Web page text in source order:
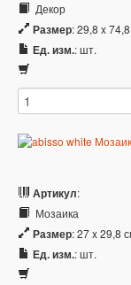
Декор
Размер: 29,8 x
Ед. изм.: шт.
Артикул:
Мозаика
Размер: 27 x 29,8
Ед. изм.: шт.